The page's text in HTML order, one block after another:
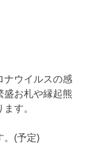
ナウイルスの感
盛お札や縁起熊
す。
。(予定)